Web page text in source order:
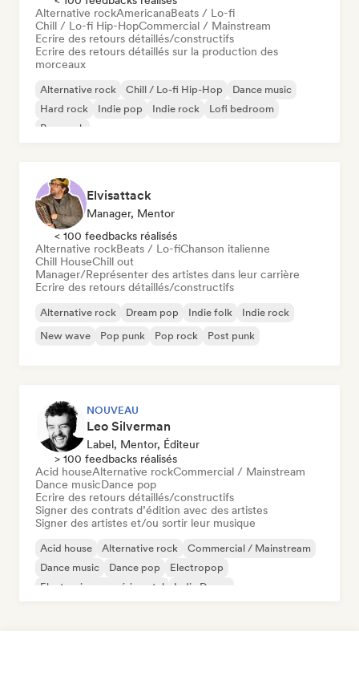
Alternative rockAmericanaBeats / Lo-fi
Chill / Lo-fi Hip-HopCommercial / Mainstream
Ecrire des retours détaillés/constructifs
Ecrire des retours détaillés sur la production des
morceaux
Alternative rock Chill / Lo-fi Hip-Hop
Dance music
Hard rock
Indie pop Indie rock
Lofi bedroom
Pop punk
Elvisattack
Manager, Mentor
< 100 feedbacks réalisés
Alternative rockBeats / Lo-fiChanson italienne
Chill HouseChill out
Manager/Représenter des artistes dans leur carrière
Ecrire des retours détaillés/constructifs
Alternative rock Dream pop Indie folk
Indie rock
New wave
Pop punk Pop rock Post punk
NOUVEAU
Leo Silverman
Label, Mentor, Éditeur
> 100 feedbacks réalisés
Acid houseAlternative rockCommercial / Mainstream
Dance musicDance pop
Ecrire des retours détaillés/constructifs
Signer des contrats d’édition avec des artistes
Signer des artistes et/ou sortir leur musique
Acid house Alternative rock
Commercial / Mainstream
Dance music
Dance pop
Electropop
Electronique expérimental
Indie Dance